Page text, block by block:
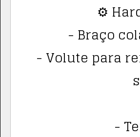
⚙️
- Braço
- Volute para
-